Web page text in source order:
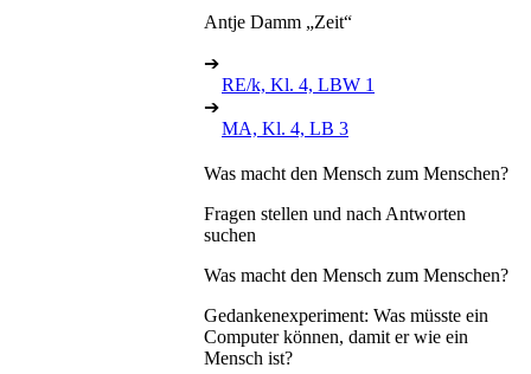
Antje Damm „Zeit“
➔
RE/k, Kl. 4, LBW 1
➔
MA, Kl. 4, LB 3
Was macht den Mensch zum Menschen?
Fragen stellen und nach Antworten
suchen
Was macht den Mensch zum Menschen?
Gedankenexperiment: Was müsste ein
Computer können, damit er wie ein
Mensch ist?